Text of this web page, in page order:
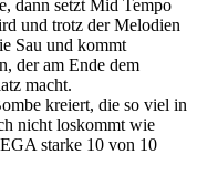
dann setzt Mid Tempo
und trotz der Melodien
Sau und kommt
der am Ende dem
macht.
kreiert, die so viel in
nicht loskommt wie
starke 10 von 10